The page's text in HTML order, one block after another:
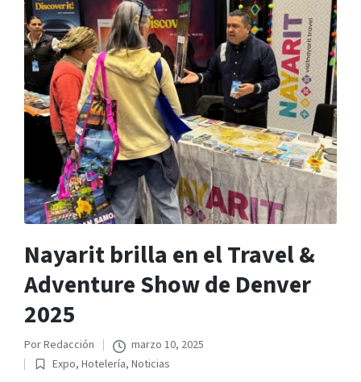
Nayarit brilla en el Travel &
Adventure Show de Denver
2025
Publicado
por
PorRedacción
marzo 10, 2025
Publicado
Expo, Hotelería, Noticias